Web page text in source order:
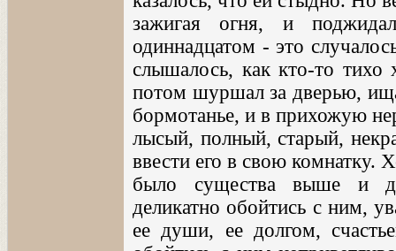
зажигая огня, и
одиннадцатом - это
слышалось, как кто-то тихо
потом шуршал за дверью,
бормотанье, и в прихожую
лысый, полный, старый,
ввести его в свою комнатку.
было существа выше и
деликатно обойтись с ним,
ее души, ее долгом,